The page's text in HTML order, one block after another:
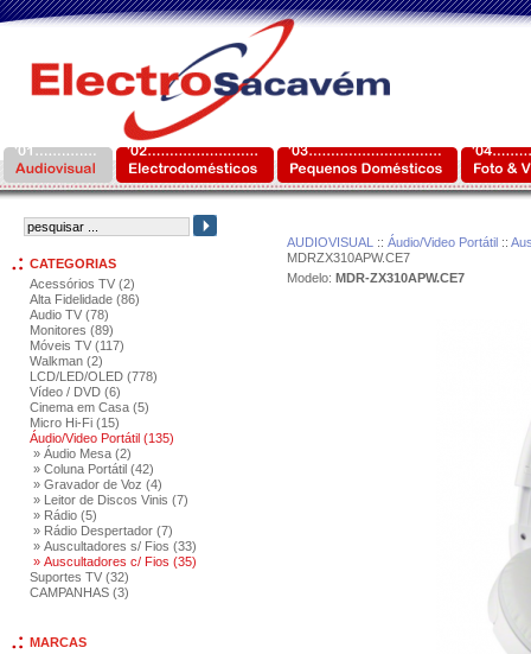
CATEGORIAS
Acessórios TV (2)
Alta Fidelidade (86)
Audio TV (78)
Monitores (89)
Móveis TV (117)
Walkman (2)
LCD/LED/OLED (778)
Vídeo / DVD (6)
Cinema em Casa (5)
Micro Hi-Fi (15)
Áudio/Video Portátil (135)
» Áudio Mesa (2)
» Coluna Portátil (42)
» Gravador de Voz (4)
» Leitor de Discos Vinis (7)
» Rádio (5)
» Rádio Despertador (7)
» Auscultadores s/ Fios (33)
» Auscultadores c/ Fios (35)
Suportes TV (32)
CAMPANHAS (3)
MARCAS
AUDIOVISUAL :: Áudio/Video Portátil::
MDRZX310APW.CE7
Modelo: MDR-ZX310APW.CE7